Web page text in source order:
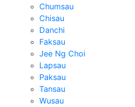
Chumsau
Chisau
Danchi
Faksau
Jee Ng Choi
Lapsau
Paksau
Tansau
Wusau